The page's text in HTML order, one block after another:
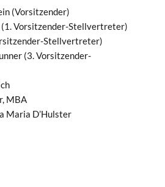
(Vorsitzender)
Vorsitzender-Stellvertreter)
Stellvertreter)
(3. Vorsitzender-
MBA
Maria D’Hulster